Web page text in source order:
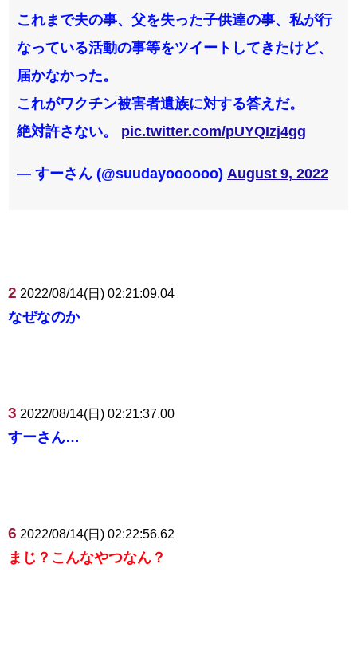
これまで夫の事、父を失った子供達の事、私が行
なっている活動の事等をツイートしてきたけど、
届かなかった。
これがワクチン被害者遺族に対する答えだ。
絶対許さない。 pic.twitter.com/pUYQIzj4gg
— すーさん (@suudayoooooo) August 9, 2022
2 2022/08/14(日) 02:21:09.04
なぜなのか
3 2022/08/14(日) 02:21:37.00
すーさん…
6 2022/08/14(日) 02:22:56.62
まじ？こんなやつなん？